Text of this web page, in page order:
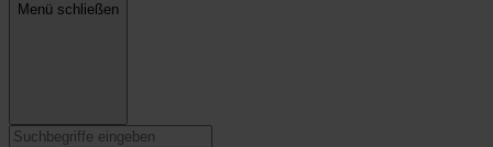
Menü schließen